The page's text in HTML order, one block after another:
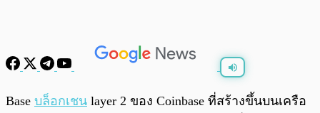
พร้อมเล่น 0:00
Base บล็อกเชน layer 2 ของ Coinbase ที่สร้างขึ้นบนเครือ